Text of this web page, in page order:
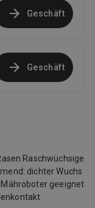
Geschäft
Geschäft
Raschwüchsige
dichter Wuchs
geeignet